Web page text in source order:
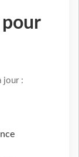
jour :